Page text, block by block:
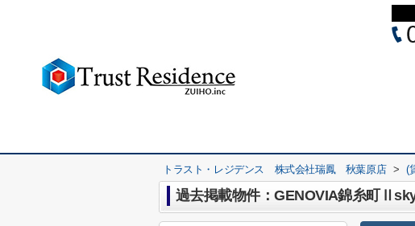
トラスト・レジデンス 株式会社瑞鳳 秋葉原店 > (
過去掲載物件：GENOVIA錦糸町